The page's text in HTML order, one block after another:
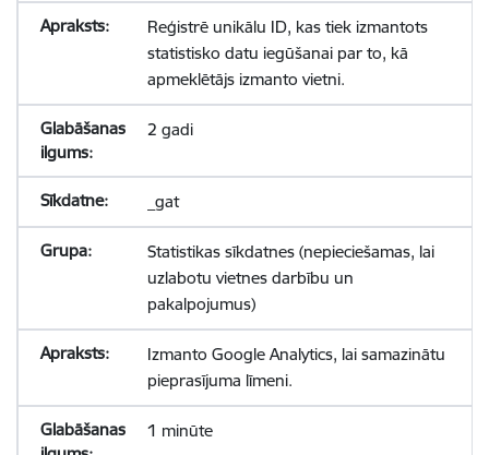
Reģistrē unikālu ID, kas tiek izmantots
statistisko datu iegūšanai par to, kā
apmeklētājs izmanto vietni.
2 gadi
_gat
Statistikas sīkdatnes (nepieciešamas, lai
uzlabotu vietnes darbību un
pakalpojumus)
Izmanto Google Analytics, lai samazinātu
pieprasījuma līmeni.
1 minūte